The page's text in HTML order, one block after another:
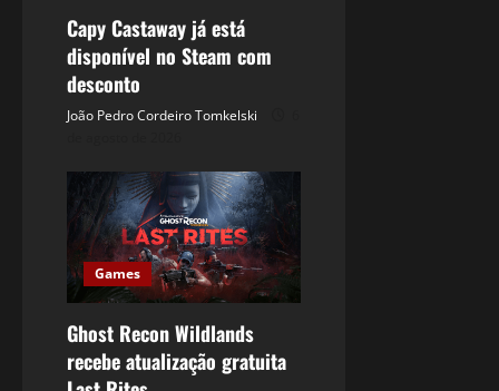
Capy Castaway já está
disponível no Steam com
desconto
João Pedro Cordeiro Tomkelski
Games
Ghost Recon Wildlands
recebe atualização gratuita